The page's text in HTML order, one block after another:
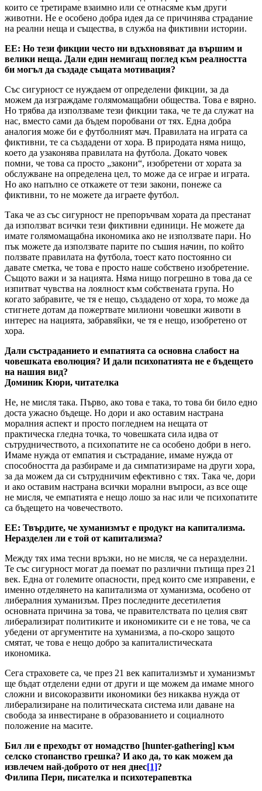
които се третираме взаимно или се отнасяме към други
животни. Не е особено добра идея да се причинява страдание
на реални неща и същества, в служба на фиктивни истории.
ЕЕ: Но тези фикции често ни вдъхновяват да вършим и
велики неща. Дали един немигащ поглед към реалността
би могъл да създаде същата мотивация?
Със сигурност се нуждаем от определени фикции, за да
можем да изграждаме голямомащабни общества. Това е вярно.
Но трябва да използваме тези фикции така, че те да служат на
нас, вместо сами да бъдем поробвани от тях. Една добра
аналогия може би е футболният мач. Правилата на играта са
фиктивни, те са създадени от хора. В природата няма нищо,
което да узаконява правилата на футбола. Докато човек
помни, че това са просто „закони“, изобретени от хората за
обслужване на определена цел, то може да се играе и играта.
Но ако напълно се откажете от тези закони, понеже са
фиктивни, то не можете да играете футбол.
Така че аз със сигурност не препоръчвам хората да престанат
да използват всички тези фиктивни единици. Не можете да
имате голямомащабна икономика ако не използвате пари. Но
пък можете да използвате парите по съшия начин, по който
ползвате правилата на футбола, тоест като постоянно си
давате сметка, че това е просто наше собствено изобретение.
Същото важи и за нацията. Няма нищо погрешно в това да се
изпитват чувства на лоялност към собствената група. Но
когато забравите, че тя е нещо, създадено от хора, то може да
стигнете дотам да пожертвате милиони човешки животи в
интерес на нацията, забравяйки, че тя е нещо, изобретено от
хора.
Дали състраданието и емпатията са основна слабост на
човешката еволюция? И дали психопатията не е бъдещето
на нашия вид?
Доминик Кюри, читателка
Не, не мисля така. Първо, ако това е така, то това би било едно
доста ужасно бъдеще. Но дори и ако оставим настрана
моралния аспект и просто погледнем на нещата от
практическа гледна точка, то човешката сила идва от
сътрудничеството, а психопатите не са особено добри в него.
Имаме нужда от емпатия и състрадание, имаме нужда от
способността да разбираме и да симпатизираме на други хора,
за да можем да си сътрудничим ефективно с тях. Така че, дори
и ако оставим настрана всички морални въпроси, аз все още
не мисля, че емпатията е нещо лошо за нас или че психопатите
са бъдещето на човечеството.
ЕЕ: Твърдите, че хуманизмът е продукт на капитализма.
Неразделен ли е той от капитализма?
Между тях има тесни връзки, но не мисля, че са неразделни.
Те със сигурност могат да поемат по различни пътища през 21
век. Една от големите опасности, пред които сме изправени, е
именно отделянето на капитализма от хуманизма, особено от
либералния хуманизъм. През последните десетилетия
основната причина за това, че правителствата по целия свят
либерализират политиките и икономиките си е не това, че са
убедени от аргументите на хуманизма, а по-скоро защото
смятат, че това е нещо добро за капиталистическата
икономика.
Сега страховете са, че през 21 век капитализмът и хуманизмът
ще бъдат отделени едни от други и ще можем да имаме много
сложни и високоразвити икономики без никаква нужда от
либерализиране на политическата система или даване на
свобода за инвестиране в образованието и социалното
положение на масите.
Бил ли е преходът от номадство [hunter-gathering] към
селско стопанство грешка? И ако да, то как можем да
извлечем най-доброто от нея днес[1]?
Филипа Пери, писателка и психотерапевтка